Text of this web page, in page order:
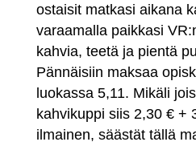
ostaisit matkasi aikana
varaamalla paikkasi
kahvia, teetä ja pientä
Pännäisiin maksaa
luokassa 5,11. Mikäli
kahvikuppi siis 2,30 € +
ilmainen, säästät tällä